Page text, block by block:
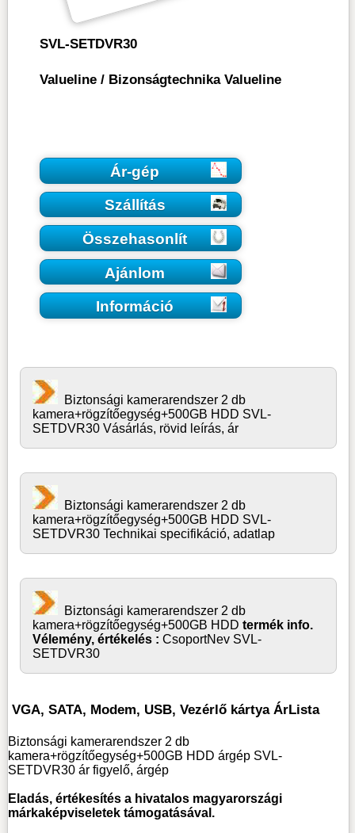
SVL-SETDVR30
Valueline/ Bizonságtechnika Valueline
Ár-gép
Szállítás
Összehasonlít
Ajánlom
Információ
Biztonsági kamerarendszer 2 db
kamera+rögzítőegység+500GB HDD SVL-
SETDVR30 Vásárlás, rövid leírás, ár
Biztonsági kamerarendszer 2 db
kamera+rögzítőegység+500GB HDD SVL-
SETDVR30 Technikai specifikáció, adatlap
Biztonsági kamerarendszer 2 db
kamera+rögzítőegység+500GB HDD termék info.
Vélemény, értékelés : CsoportNev SVL-
SETDVR30
VGA, SATA, Modem, USB, Vezérlő kártya ÁrLista
Biztonsági kamerarendszer 2 db
kamera+rögzítőegység+500GB HDD árgép SVL-
SETDVR30 ár figyelő, árgép
Eladás, értékesítés a hivatalos magyarországi
márkaképviseletek támogatásával.